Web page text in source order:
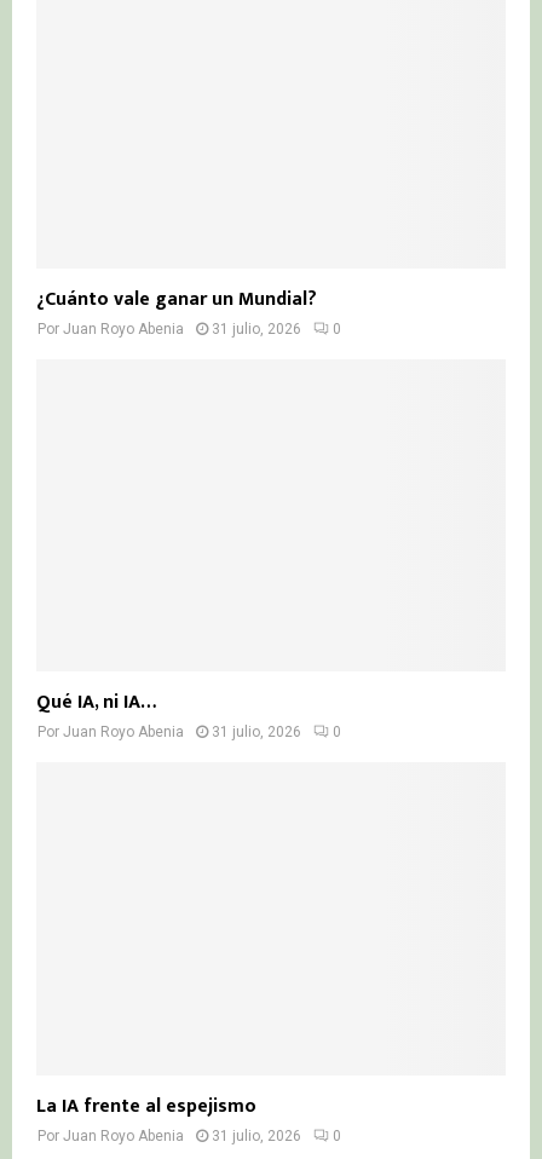
¿Cuánto vale ganar un Mundial?
Por Juan Royo Abenia 31 julio, 2026 0
Qué IA, ni IA…
Por Juan Royo Abenia 31 julio, 2026 0
La IA frente al espejismo
Por Juan Royo Abenia 31 julio, 2026 0